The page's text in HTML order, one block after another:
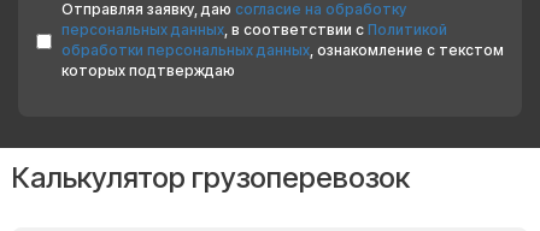
Отправляя заявку, даю согласие на обработку
персональных данных, в соответствии с Политикой
обработки персональных данных, ознакомление с текстом
которых подтверждаю
Калькулятор грузоперевозок